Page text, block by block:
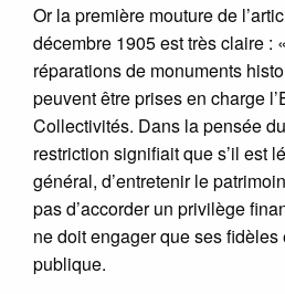
Or la première mouture de
décembre 1905 est très claire :
réparations de monuments
peuvent être prises en charge
Collectivités. Dans la pensée
restriction signifiait que s’il est
général, d’entretenir le
pas d’accorder un privilège
ne doit engager que ses
publique.